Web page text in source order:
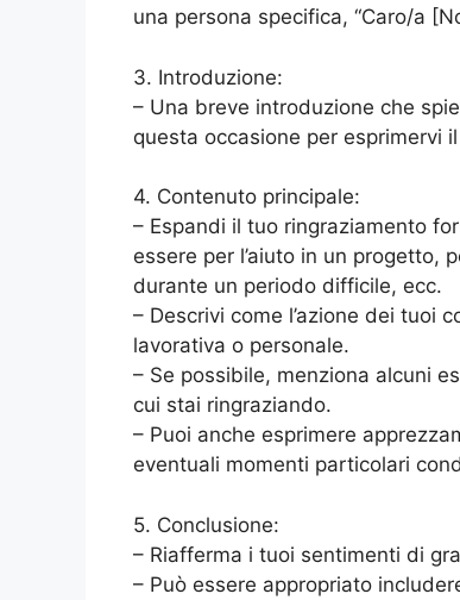
una persona specifica, “Caro/a
3. Introduzione:
– Una breve introduzione che
questa occasione per esprimervi
4. Contenuto principale:
– Espandi il tuo ringraziamento
essere per l’aiuto in un progetto,
durante un periodo difficile, ecc.
– Descrivi come l’azione dei tuoi
lavorativa o personale.
– Se possibile, menziona alcuni
cui stai ringraziando.
– Puoi anche esprimere
eventuali momenti particolari
5. Conclusione:
– Riafferma i tuoi sentimenti di
– Può essere appropriato